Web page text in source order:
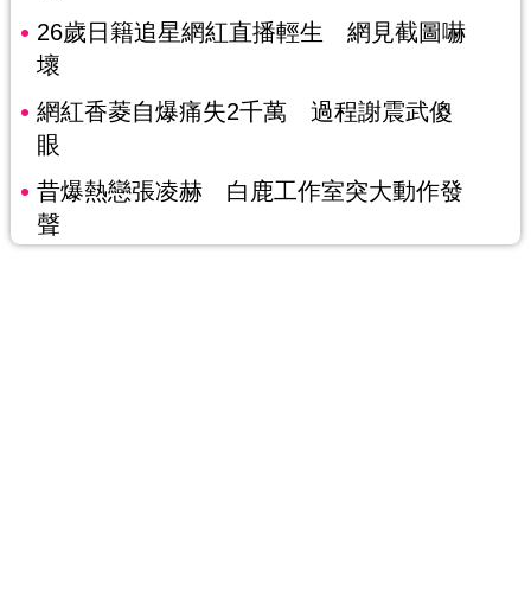
26歲日籍追星網紅直播輕生 網見截圖嚇
壞
網紅香菱自爆痛失2千萬 過程謝震武傻
眼
昔爆熱戀張凌赫 白鹿工作室突大動作發
聲